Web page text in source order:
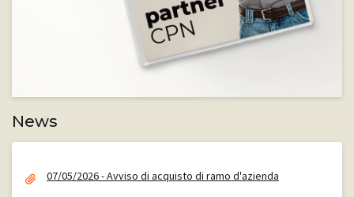
News
07/05/2026 - Avviso di acquisto di ramo d'azienda